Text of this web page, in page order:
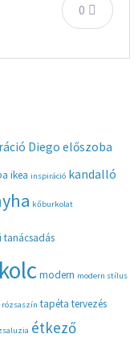
0
Diego előszoba
ikea inspiráció kandalló
kőburkolat
tanácsadás
modern modern stílus
rózsaszín tapéta tervezés
étkező